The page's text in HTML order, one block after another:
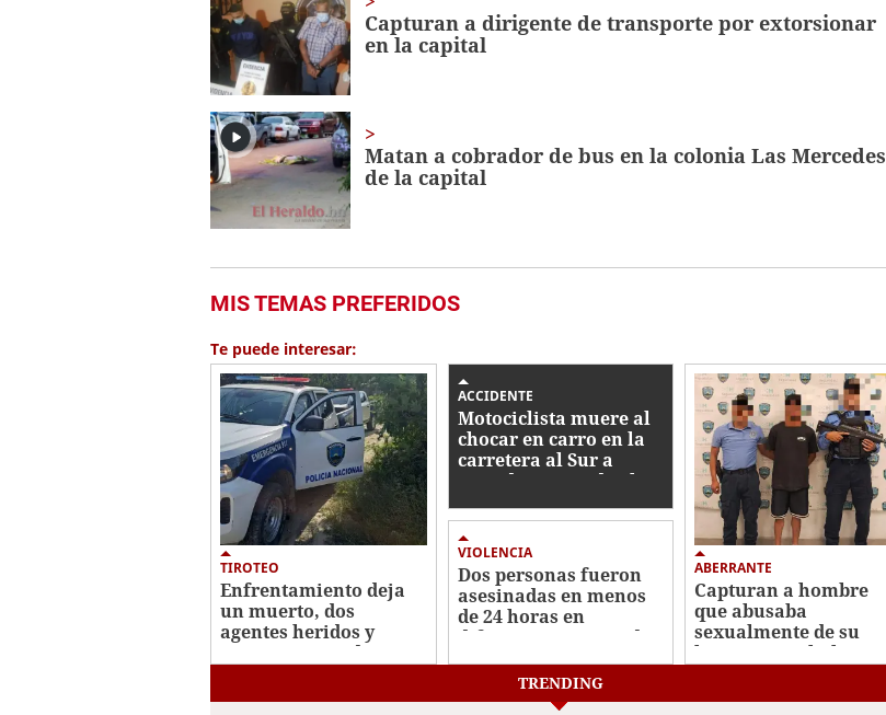
Capturan a dirigente de transporte por extorsionar
en la capital
Matan a cobrador de bus en la colonia Las Mercedes
de la capital
MIS TEMAS PREFERIDOS
Te puede interesar:
TIROTEO
Enfrentamiento deja
un muerto, dos
agentes heridos y
varios capturados en
ACCIDENTE
Motociclista muere al
chocar en carro en la
carretera al Sur a
inmediaciones de El
VIOLENCIA
Dos personas fueron
asesinadas en menos
de 24 horas en
diferentes sectores de
Juticalpa
ABERRANTE
Capturan a hombre
que abusaba
sexualmente de su
hijastra en Choloma
TRENDING